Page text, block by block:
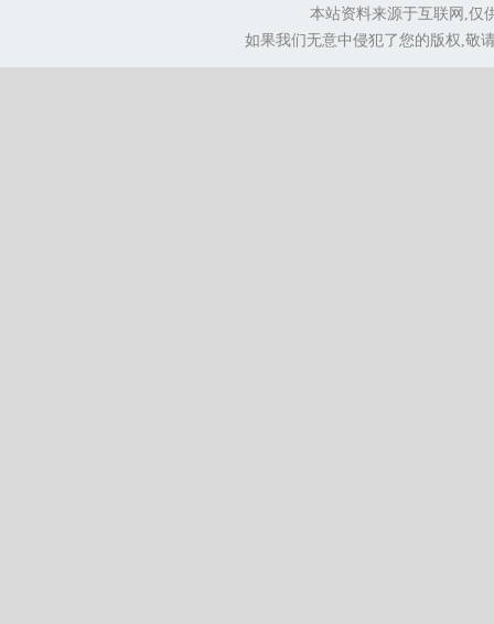
本站资料来源于互联网,仅
如果我们无意中侵犯了您的版权,敬